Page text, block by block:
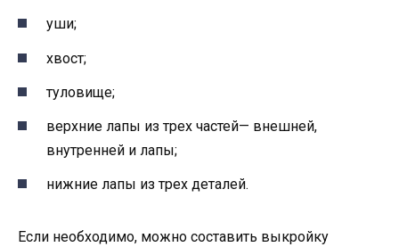
уши;
хвост;
туловище;
верхние лапы из трех частей— внешней,
внутренней и лапы;
нижние лапы из трех деталей.
Если необходимо, можно составить выкройку